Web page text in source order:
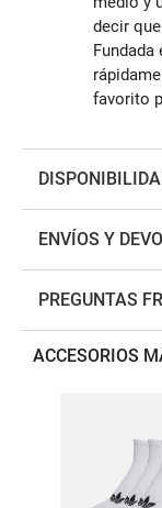
decir
Fundada
favorito
ENVÍOS Y
PREGUNTAS
ACCESORIOS